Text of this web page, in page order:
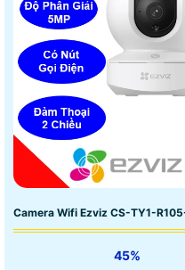
Camera Wifi Ezviz CS-TY1-
45%